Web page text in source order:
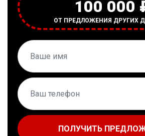
100 000
ОТ ПРЕДЛОЖЕНИЯ ДРУГИХ
ПОЛУЧИТЬ